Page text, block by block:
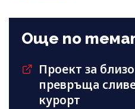
Още по
Проект за
превръща
курорт